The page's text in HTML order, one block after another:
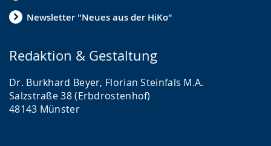
Newsletter "Neues aus der HiKo"
Redaktion & Gestaltung
Dr. Burkhard Beyer, Florian Steinfals M.A.
Salzstraße 38 (Erbdrostenhof)
48143 Münster